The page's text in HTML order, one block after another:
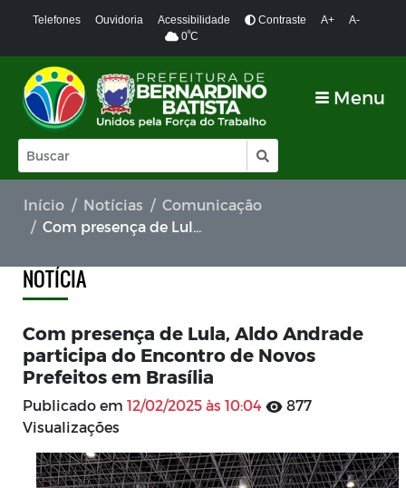
Telefones Ouvidoria Acessibilidade Contraste A+
A-
0ºC
Menu
Início Notícias
Comunicação
Com presença de Lula, Aldo Andrade participa do Encontro de Novos Prefeitos em Brasília
NOTÍCIA
Com presença de Lula, Aldo Andrade
participa do Encontro de Novos
Prefeitos em Brasília
Publicado em 12/02/2025 às 10:04
877
Visualizações